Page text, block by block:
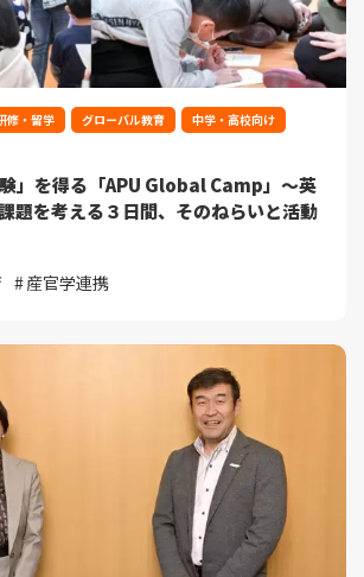
修・留学 グローバル教育 中学・高校向け
」を得る「APU Global Camp」～英
題を考える３日間、そのねらいと活動
産官学連携